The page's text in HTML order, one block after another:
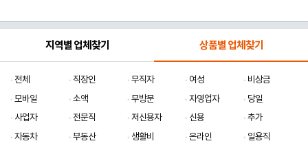
지역별 업체찾기 상품별 업체찾기
전체 직장인 무직자 여성
비상금
모바일
소액 무방문 자영업자
당일
사업자
전문직 저신용자 신용
추가
자동차
부동산 생활비 온라인
일용직